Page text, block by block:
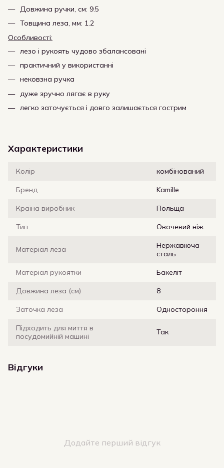
Довжина ручки, см: 9.5
Товщина леза, мм: 1.2
Особливості:
лезо і рукоять чудово збалансовані
практичний у використанні
нековзна ручка
дуже зручно лягає в руку
легко заточується і довго залишається гострим
Характеристики
Колір комбінований
Бренд Kamille
Країна виробник Польща
Тип Овочевий ніж
Матеріал леза
Нержавіюча
сталь
Матеріал рукоятки Бакеліт
Довжина леза (см) 8
Заточка леза Одностороння
Підходить для миття в
посудомийній машині
Так
Відгуки
Додайте перший відгук